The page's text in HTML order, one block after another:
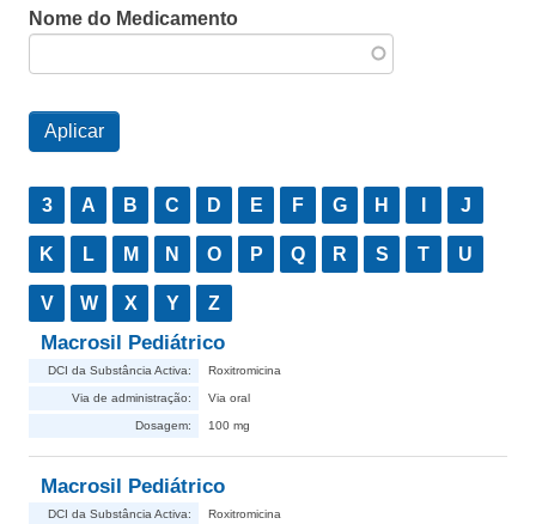
Nome do Medicamento
3 A B C D E F G H J
K L M N O P Q R S T U
V W X Y Z
Macrosil Pediátrico
DCI da Substância Activa: Roxitromicina
Via de administração: Via oral
Dosagem: 100 mg
Macrosil Pediátrico
DCI da Substância Activa: Roxitromicina